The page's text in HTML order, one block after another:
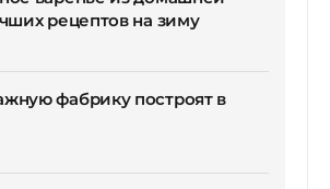
рецептов на зиму
фабрику построят в